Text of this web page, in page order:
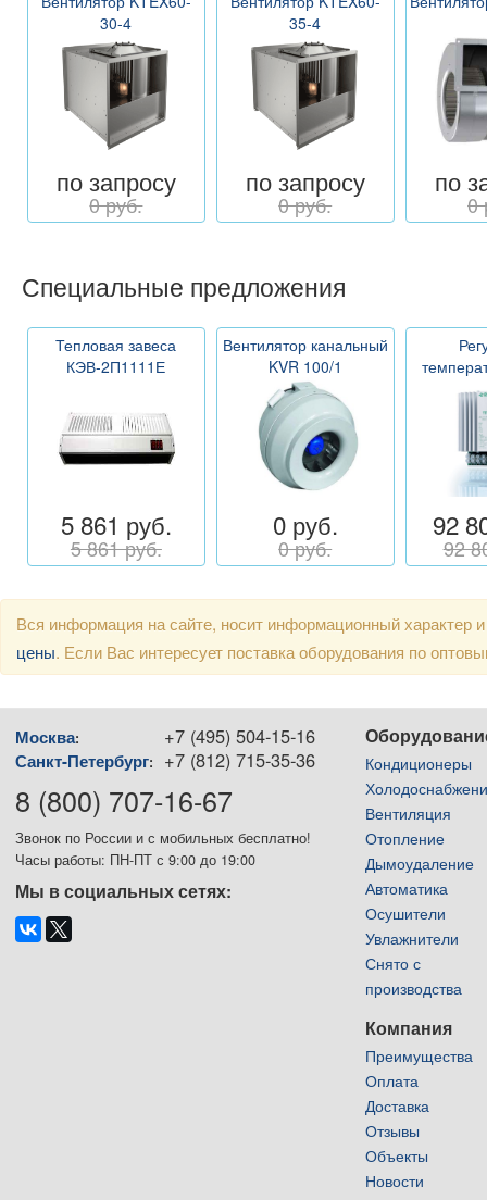
30-4
по запросу
0 руб.
35-4
по запросу
0 руб.
по
0
Специальные предложения
Тепловая завеса
КЭВ-2П1111Е
5 861 руб.
5 861 руб.
Вентилятор канальный
KVR 100/1
0 руб.
0 руб.
92
92
Вся информация на сайте, носит информационный
цены. Если Вас интересует поставка оборудования по
Москва: +7 (495) 504-15-16
Санкт-Петербург: +7 (812) 715-35-36
8 (800) 707-16-67
Звонок по России и с мобильных бесплатно!
Часы работы: ПН-ПТ с 9:00 до 19:00
Мы в социальных сетях:
Кондиционеры
Вентиляция
Отопление
Дымоудаление
Автоматика
Осушители
Увлажнители
Снято с
производства
Компания
Преимущества
Оплата
Доставка
Отзывы
Объекты
Новости